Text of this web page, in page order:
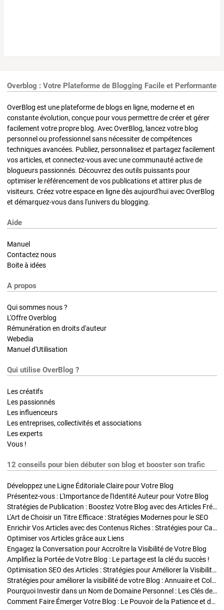
Overblog : Votre Plateforme de Blogging Facile et Performante
OverBlog est une plateforme de blogs en ligne, moderne et en
constante évolution, conçue pour vous permettre de créer et gérer
facilement votre propre blog. Avec OverBlog, lancez votre blog
personnel ou professionnel sans nécessiter de compétences
techniques avancées. Publiez, personnalisez et partagez facilement
vos articles, et connectez-vous avec une communauté active de
blogueurs passionnés. Découvrez des outils puissants pour
optimiser le référencement de vos publications et attirer plus de
visiteurs. Créez votre espace en ligne dès aujourd'hui avec OverBlog
et démarquez-vous dans l'univers du blogging.
Aide
Manuel
Contactez nous
Boite à idées
A propos
Qui sommes nous ?
L'Offre Overblog
Rémunération en droits d'auteur
Webedia
Manuel d'Utilisation
Qui utilise OverBlog ?
Les créatifs
Les passionnés
Les influenceurs
Les entreprises, collectivités et associations
Les experts
Vous !
12 conseils pour bien débuter son blog et booster son trafic
Développez une Ligne Éditoriale Claire pour Votre Blog
Présentez-vous : L'Importance de l'Identité Auteur pour Votre Blog
Stratégies de Publication : Boostez Votre Blog avec des Articles Fréquents et Exclusifs
L'Art de Choisir un Titre Efficace : Stratégies Modernes pour le SEO
Enrichir Vos Articles avec des Contenus Riches : Stratégies pour Captiver et Optimiser
Optimiser vos Articles grâce aux Liens
Engagez la Conversation pour Accroître la Visibilité de Votre Blog
Amplifiez la Portée de Votre Blog : Le partage est la clé du succès !
Optimisation SEO des Articles : Stratégies pour Améliorer la Visibilité de Votre Blog
Stratégies pour améliorer la visibilité de votre Blog : Annuaire et Collaborations
Pourquoi Investir dans un Nom de Domaine Personnel : Les Clés de la Réussite de Votre Blog
Comment Faire Émerger Votre Blog : Le Pouvoir de la Patience et de la Persévérance